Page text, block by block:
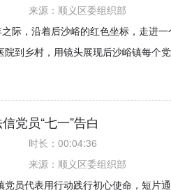
来源： 顺义区委组织部
际，沿着后沙峪的红色坐标，走进
到乡村，用镜头展现后沙峪镇每个
党员“七一”告白
时长： 00:04:36
来源： 顺义区委组织部
员代表用行动践行初心使命，短片